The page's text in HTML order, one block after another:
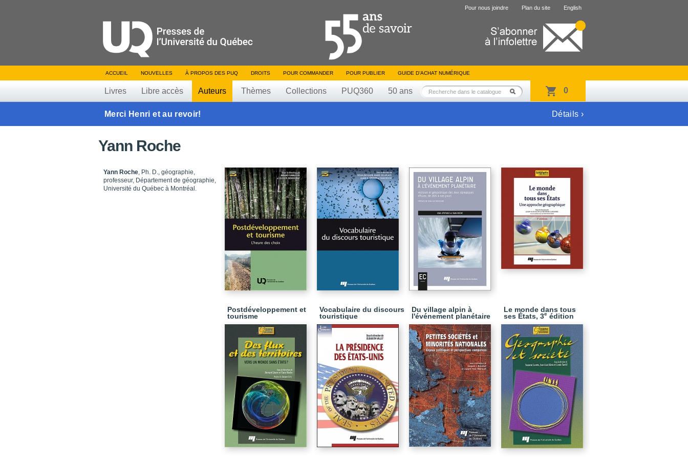
Pour nous joindre Plan du site English
ACCUEIL NOUVELLES À PROPOS DES PUQ DROITS POUR COMMANDER POUR PUBLIER GUIDE D’ACHAT NUMÉRIQUE
Livres Libre accès Auteurs Thèmes Collections PUQ360 50 ans 0
Merci Henri et au revoir! Détails ›
Yann Roche
Yann Roche, Ph. D., géographie,
professeur, Département de géographie,
Université du Québec à Montréal.
Postdéveloppement et
tourisme
Vocabulaire du discours
touristique
Du village alpin à
l'événement planétaire
Le monde dans tous
ses États, 3e édition